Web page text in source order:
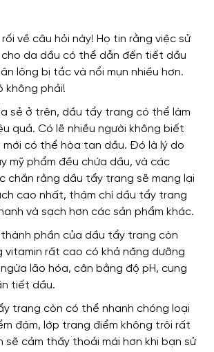
về câu hỏi này! Họ tin rằng việc sử
da dầu có thể dẫn đến tiết dầu
lông bị tắc và nổi mụn nhiều hơn.
không phải!
sẻ ở trên, dầu tẩy trang có thể làm
quả. Có lẽ nhiều người không biết
mới có thể hòa tan dầu. Đó là lý do
mỹ phẩm đều chứa dầu, và các
chắn rằng dầu tẩy trang sẽ mang lại
cao nhất, thậm chí dầu tẩy trang
và sạch hơn các sản phẩm khác.
phần của dầu tẩy trang còn
vitamin rất cao có khả năng dưỡng
lão hóa, cân bằng độ pH, cung
tiết dầu.
trang còn có thể nhanh chóng loại
đậm, lớp trang điểm không trôi rất
sẽ cảm thấy thoải mái hơn khi bạn sử